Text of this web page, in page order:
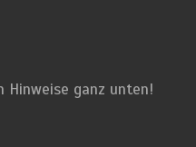
Hinweise ganz unten!